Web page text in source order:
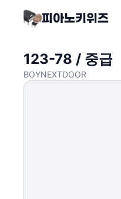
123-78 / 중급
BOYNEXTDOOR